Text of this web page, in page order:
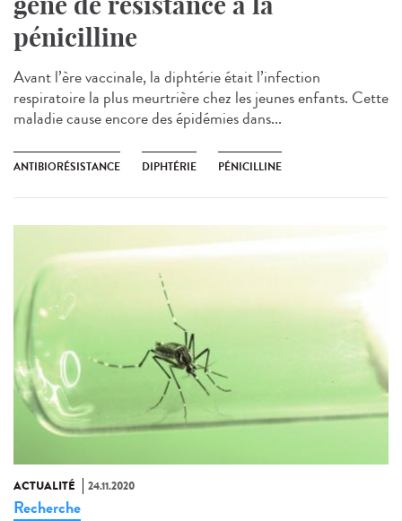
pénicilline
Avant l’ère vaccinale, la diphtérie était l’infection
respiratoire la plus meurtrière chez les jeunes enfants. Cette
maladie cause encore des épidémies dans...
ANTIBIORÉSISTANCE DIPHTÉRIE PÉNICILLINE
ACTUALITÉ 24.11.2020
Recherche